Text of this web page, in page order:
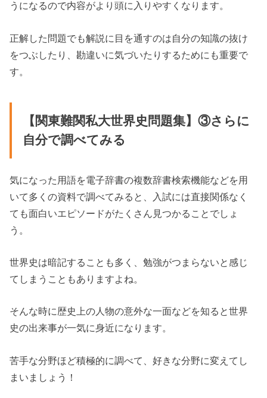
うになるので内容がより頭に入りやすくなります。
正解した問題でも解説に目を通すのは自分の知識の抜け
をつぶしたり、勘違いに気づいたりするためにも重要で
す。
【関東難関私大世界史問題集】③さらに
自分で調べてみる
気になった用語を電子辞書の複数辞書検索機能などを用
いて多くの資料で調べてみると、入試には直接関係なく
ても面白いエピソードがたくさん見つかることでしょ
う。
世界史は暗記することも多く、勉強がつまらないと感じ
てしまうこともありますよね。
そんな時に歴史上の人物の意外な一面などを知ると世界
史の出来事が一気に身近になります。
苦手な分野ほど積極的に調べて、好きな分野に変えてし
まいましょう！